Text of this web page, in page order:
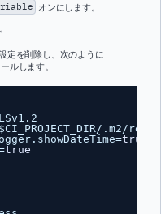
オンにします。
定を削除し、次のように
ルします。
.m2/
true
true